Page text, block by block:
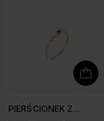
PIERŚCIONEK Z